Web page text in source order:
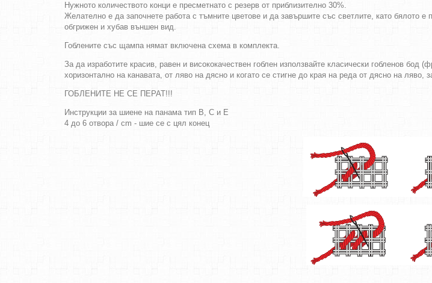
Нужното количеството конци е пресметнато с резерв от приблизително 30%.
Желателно е да започнете работа с тъмните цветове и да завършите със светлите, като бялото
обгрижен и хубав външен вид.
Гоблените със щампа нямат включена схема в комплекта.
За да изработите красив, равен и висококачествен гоблен използвайте класически гобленов
хоризонтално на канавата, от ляво на дясно и когато се стигне до края на реда от дясно на ляво,
ГОБЛЕНИТЕ НЕ СЕ ПЕРАТ!!!
Инструкции за шиене на панама тип B, C и E
4 до 6 отвора / cm - шие се с цял конец